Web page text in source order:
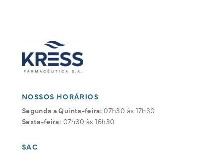
NOSSOS HORÁRIOS
Segunda a Quinta-feira: 07h30 às 17h30
Sexta-feira: 07h30 às 16h30
SAC